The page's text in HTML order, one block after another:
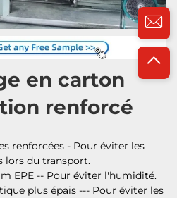
en carton
renforcé
renforcées - Pour éviter les
lors du transport.
EPE -- Pour éviter l'humidité.
plus épais --- Pour éviter les